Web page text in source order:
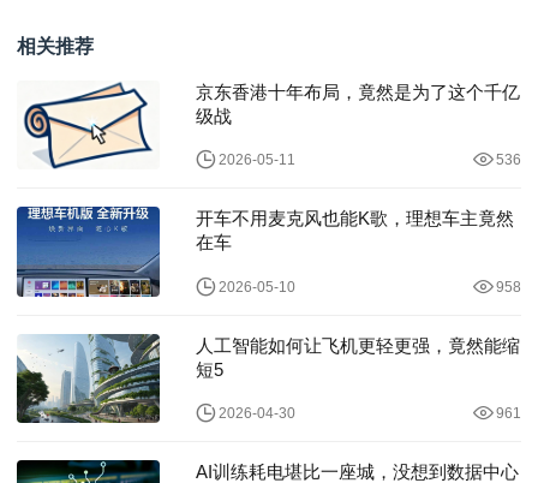
相关推荐
京东香港十年布局，竟然是为了这个千亿
级战
2026-05-11 536
开车不用麦克风也能K歌，理想车主竟然
在车
2026-05-10 958
人工智能如何让飞机更轻更强，竟然能缩
短5
2026-04-30 961
AI训练耗电堪比一座城，没想到数据中心